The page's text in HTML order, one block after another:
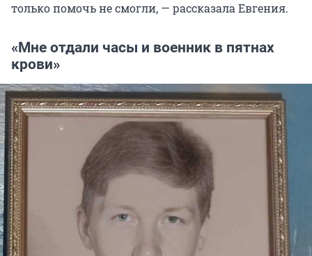
только помочь не смогли, — рассказала Евгения.
«Мне отдали часы и военник в пятнах
крови»